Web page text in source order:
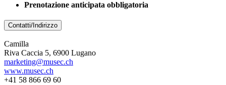
Prenotazione anticipata obbligatoria
Contatti/Indirizzo
Camilla
Riva Caccia 5, 6900 Lugano
marketing@musec.ch
www.musec.ch
+41 58 866 69 60